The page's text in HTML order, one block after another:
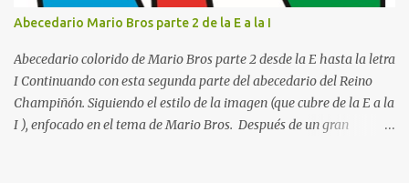
personas creen que estudiar durante varias horas garantiza
buenos resultados. Sin embargo, la calidad del estudio es mucho
más importante que la cantidad de tiempo invertido. Cuando
detectas y corrige...
Abecedario Mario Bros parte 2 de la E a la I
Abecedario colorido de Mario Bros parte 2 desde la E hasta la letra
I Continuando con esta segunda parte del abecedario del Reino
Champiñón. Siguiendo el estilo de la imagen (que cubre de la E a la
I ), enfocado en el tema de Mario Bros. Después de un gran